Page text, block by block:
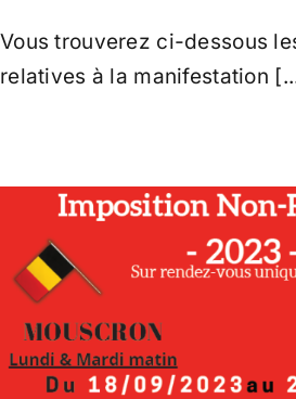
Vous trouverez ci-dessous
relatives à la manifestation